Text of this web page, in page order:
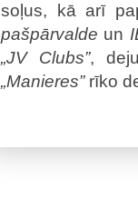
soļus, kā arī
pašpārvalde un
„JV Clubs”,
„Manieres”rīko